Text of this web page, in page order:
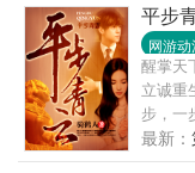
平步
网游动
醒掌天
立诚重
步，一
掌权不
平步青
最新：